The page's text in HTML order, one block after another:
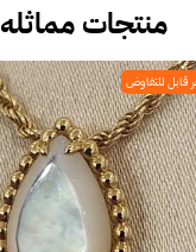
منتجات مماثله
قابل للتفاوض